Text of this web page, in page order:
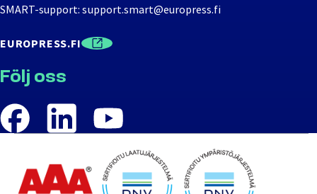
SMART-support:support.smart@europress.fi
EUROPRESS.FI
Följ oss